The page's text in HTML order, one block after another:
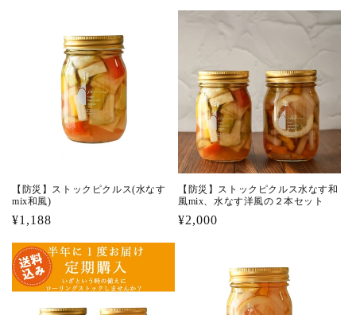
【防災】ストックピクルス(水なす
mix和風)
通
価
格
¥1,188
【防災】ストックピクルス水なす和
風mix、水なす洋風の２本セット
通
¥2,000